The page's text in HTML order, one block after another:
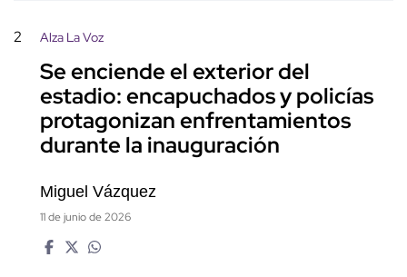
2 Alza La Voz
Se enciende el exterior del
estadio: encapuchados y policías
protagonizan enfrentamientos
durante la inauguración
Miguel Vázquez
11 de junio de 2026